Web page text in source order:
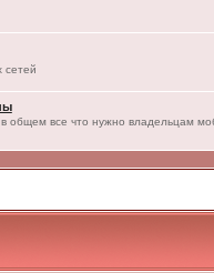
сетей
общем все что нужно владельцам